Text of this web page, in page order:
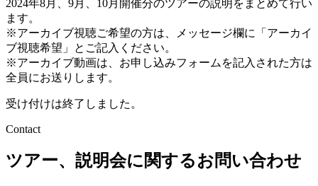
2024年8月、9月、10月開催分のツアーの説明をまとめて行い
ます。
※アーカイブ視聴ご希望の方は、メッセージ欄に「アーカイ
ブ視聴希望」とご記入ください。
※アーカイブ動画は、お申し込みフォームを記入された方は
全員にお送りします。
受け付けは終了しました。
Contact
ツアー、説明会に関するお問い合わせ